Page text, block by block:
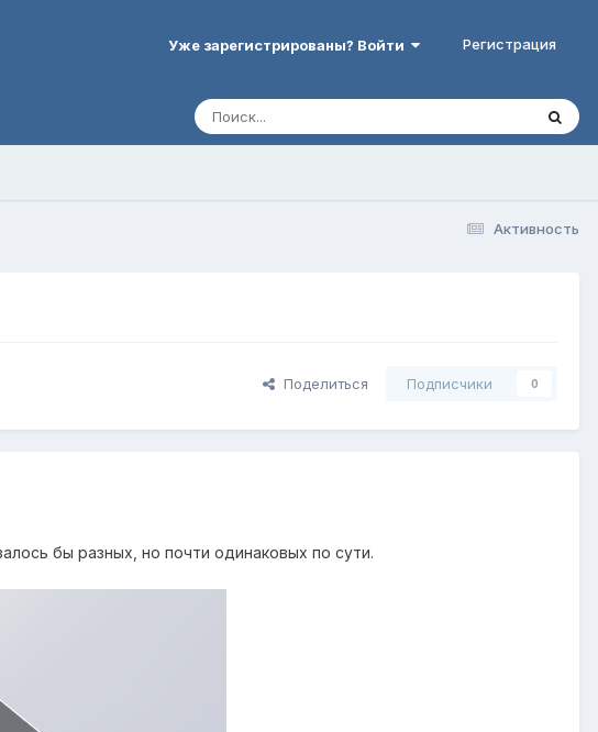
Уже зарегистрированы? Войти Регистрация
Активность
Поделиться Подписчики 0
бы разных, но почти одинаковых по сути.